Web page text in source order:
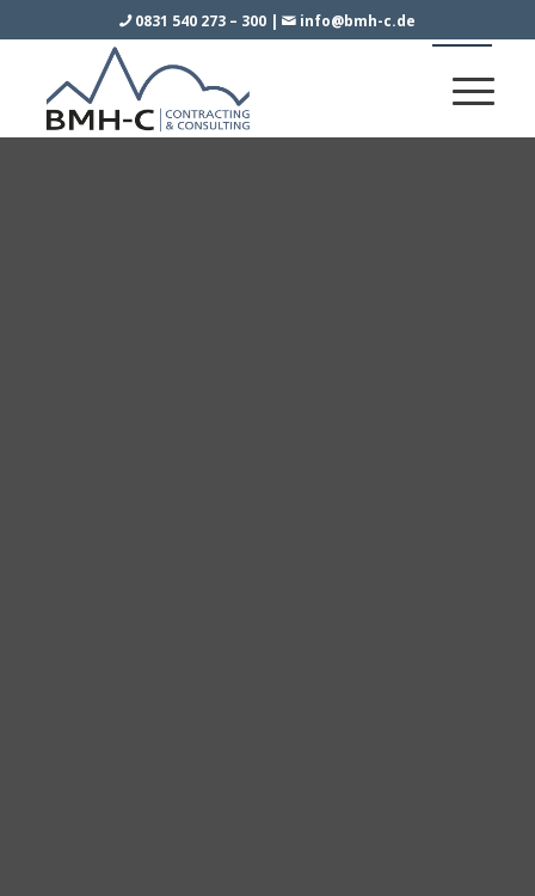
0831 540 273 – 300| info@bmh-c.de